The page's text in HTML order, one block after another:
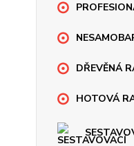
DŘEVĚNÁ
HOTOVÁ